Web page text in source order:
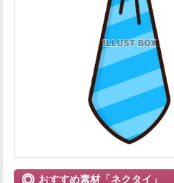
おすすめ素材「ネクタイ」